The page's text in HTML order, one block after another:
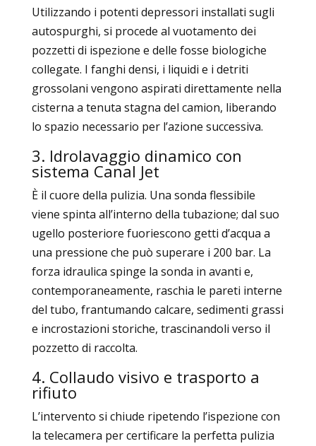
Utilizzando i potenti depressori installati sugli
autospurghi, si procede al vuotamento dei
pozzetti di ispezione e delle fosse biologiche
collegate. I fanghi densi, i liquidi e i detriti
grossolani vengono aspirati direttamente nella
cisterna a tenuta stagna del camion, liberando
lo spazio necessario per l’azione successiva.
3. Idrolavaggio dinamico con
sistema Canal Jet
È il cuore della pulizia. Una sonda flessibile
viene spinta all’interno della tubazione; dal suo
ugello posteriore fuoriescono getti d’acqua a
una pressione che può superare i 200 bar. La
forza idraulica spinge la sonda in avanti e,
contemporaneamente, raschia le pareti interne
del tubo, frantumando calcare, sedimenti grassi
e incrostazioni storiche, trascinandoli verso il
pozzetto di raccolta.
4. Collaudo visivo e trasporto a
rifiuto
L’intervento si chiude ripetendo l’ispezione con
la telecamera per certificare la perfetta pulizia